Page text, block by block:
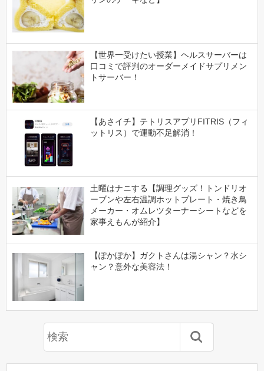
【世界一受けたい授業】ヘルスサーバーは
口コミで評判のオーダーメイドサプリメン
トサーバー！
【あさイチ】テトリスアプリFITRIS（フィ
ットリス）で運動不足解消！
土曜はナニする【調理グッズ！トンドリオ
ーブンや左右温調ホットプレート・焼き鳥
メーカー・オムレツターナーシートなどを
家事えもんが紹介】
【ぽかぽか】ガクトさんは湯シャン？水シ
ャン？意外な美容法！